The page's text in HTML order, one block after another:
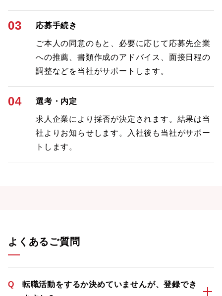
03 応募手続き
ご本人の同意のもと、必要に応じて応募先企業
への推薦、書類作成のアドバイス、面接日程の
調整などを当社がサポートします。
04 選考・内定
求人企業により採否が決定されます。結果は当
社よりお知らせします。入社後も当社がサポー
トします。
よくあるご質問
Q
転職活動をするか決めていませんが、登録でき